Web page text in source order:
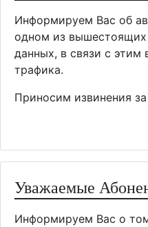
Информируем Вас об
одном из вышестоящих
данных, в связи с этим
трафика.
Приносим извинения
Уважаемые
Информируем Вас о